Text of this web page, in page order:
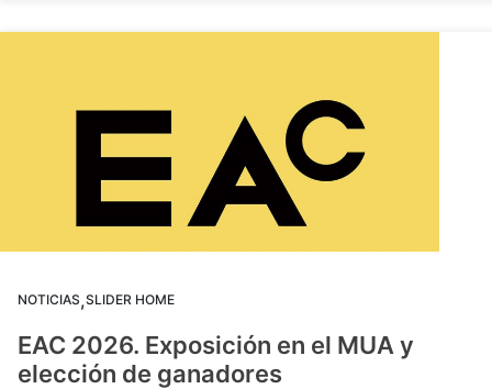
NOTICIAS,SLIDER HOME
EAC 2026. Exposición en el MUA y
elección de ganadores